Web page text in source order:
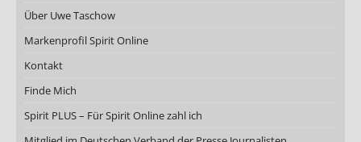
Über Uwe Taschow
Markenprofil Spirit Online
Kontakt
Finde Mich
Spirit PLUS – Für Spirit Online zahl ich